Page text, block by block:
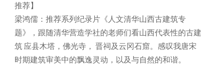
推荐】
梁鸿儒：推荐系列纪录片《人文清华山西古建筑专
题》，跟随清华营造学社的老师们看山西代表性的古建
筑 应县木塔，佛光寺， 晋祠及云冈石窟。感叹我唐宋
时期建筑审美中的飘逸灵动，以及与自然的和谐。